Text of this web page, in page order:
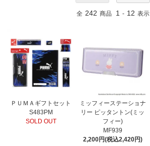
全 242 商品 1 - 12 表示
ＰＵＭＡギフトセット
S483PM
SOLD OUT
ミッフィーステーショナ
リー ピッタントン(ミッ
フィー)
MF939
2,200円(税込2,420円)